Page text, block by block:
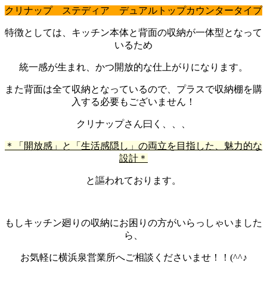
クリナップ ステディア デュアルトップカウンタータイプ
特徴としては、キッチン本体と背面の収納が一体型となって
いるため
統一感が生まれ、かつ開放的な仕上がりになります。
また背面は全て収納となっているので、プラスで収納棚を購
入する必要もございません！
クリナップさん曰く、、、
＊「開放感」と「生活感隠し」の両立を目指した、魅力的な
設計＊
と謳われております。
もしキッチン廻りの収納にお困りの方がいらっしゃいました
ら、
お気軽に横浜泉営業所へご相談くださいませ！！(^^♪